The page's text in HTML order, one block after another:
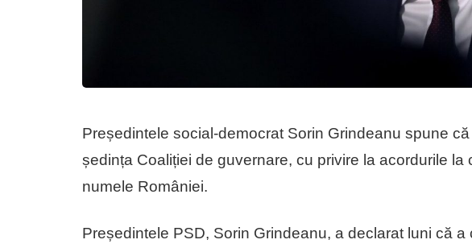
Președintele social-democrat Sorin Grindeanu spune
ședința Coaliției de guvernare, cu privire la acordurile
numele României.
Președintele PSD, Sorin Grindeanu, a declarat luni că a